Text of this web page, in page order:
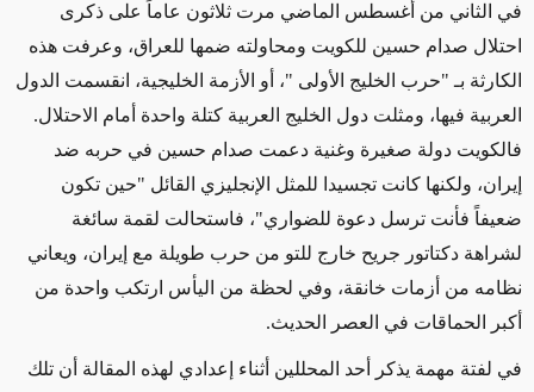
في الثاني من أغسطس الماضي مرت ثلاثون عاماً على ذكرى
احتلال صدام حسين للكويت ومحاولته ضمها للعراق، وعرفت هذه
الكارثة بـ "حرب الخليج الأولى "، أو الأزمة الخليجية، انقسمت الدول
العربية فيها، ومثلت دول الخليج العربية كتلة واحدة أمام الاحتلال.
فالكويت دولة صغيرة وغنية دعمت صدام حسين في حربه ضد
إيران، ولكنها كانت تجسيدا للمثل الإنجليزي القائل "حين تكون
ضعيفاً فأنت ترسل دعوة للضواري"، فاستحالت لقمة سائغة
لشراهة دكتاتور جريح خارج للتو من حرب طويلة مع إيران، ويعاني
نظامه من أزمات خانقة، وفي لحظة من اليأس ارتكب واحدة من
أكبر الحماقات في العصر الحديث.
في لفتة مهمة يذكر أحد المحللين أثناء إعدادي لهذه المقالة أن تلك